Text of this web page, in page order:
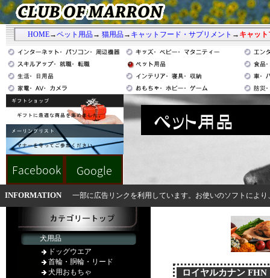
HOME→ペット用品→ 猫用品→ キャットフード・サプリメント → キャッ
INFORMATION 一部に広告リンクを利用しています。お使いのソフトによ
ロイヤルカナン